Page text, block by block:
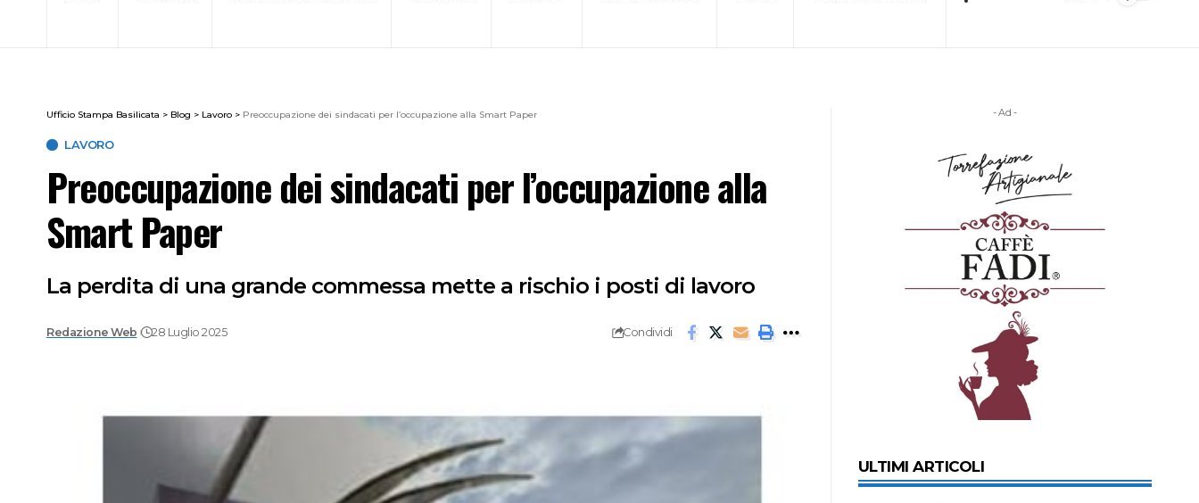
Ufficio Stampa Basilicata > Blog > Lavoro > Preoccupazione dei sindacati per l’occupazione alla Smart Paper
LAVORO
Preoccupazione dei sindacati per l’occupazione alla
Smart Paper
La perdita di una grande commessa mette a rischio i posti di lavoro
Redazione Web 28 Luglio 2025 Condividi
- Ad -
ULTIMI ARTICOLI